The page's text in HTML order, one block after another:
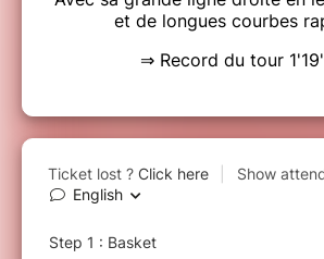
et de longues courbes
⇒ Record du tour